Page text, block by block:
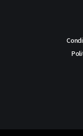
AVERTISSEMENT